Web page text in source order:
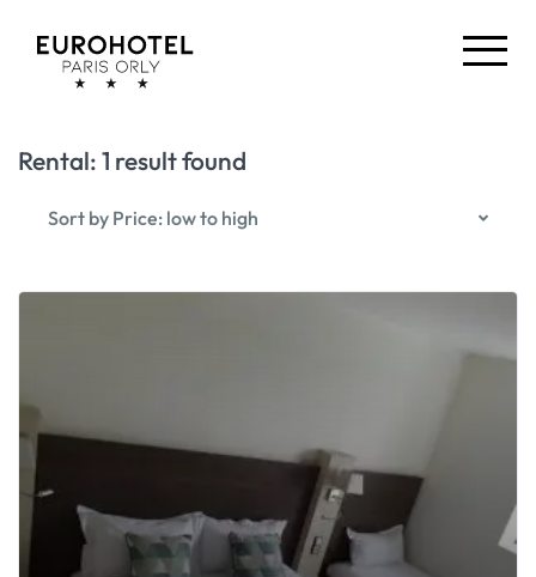
Rental:1 result found
Sort by Price: low to high